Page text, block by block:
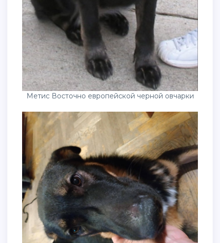
Метис Восточно европейской черной овчарки